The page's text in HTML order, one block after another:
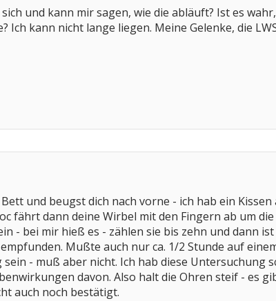
und kann mir sagen, wie die abläuft? Ist es
Ich kann nicht lange liegen. Meine Gelenke, die
und beugst dich nach vorne - ich hab ein
fährt dann deine Wirbel mit den Fingern ab um
- bei mir hieß es - zählen sie bis zehn und dann
Mußte auch nur ca. 1/2 Stunde auf
- muß aber nicht. Ich hab diese Untersuchung
davon. Also halt die Ohren steif - es
auch noch bestätigt.